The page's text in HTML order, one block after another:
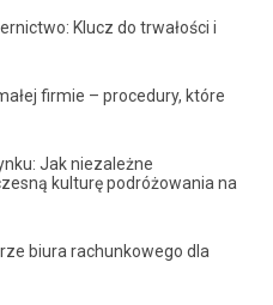
Klucz do trwałości i
firmie – procedury, które
Jak niezależne
kulturę podróżowania na
biura rachunkowego dla